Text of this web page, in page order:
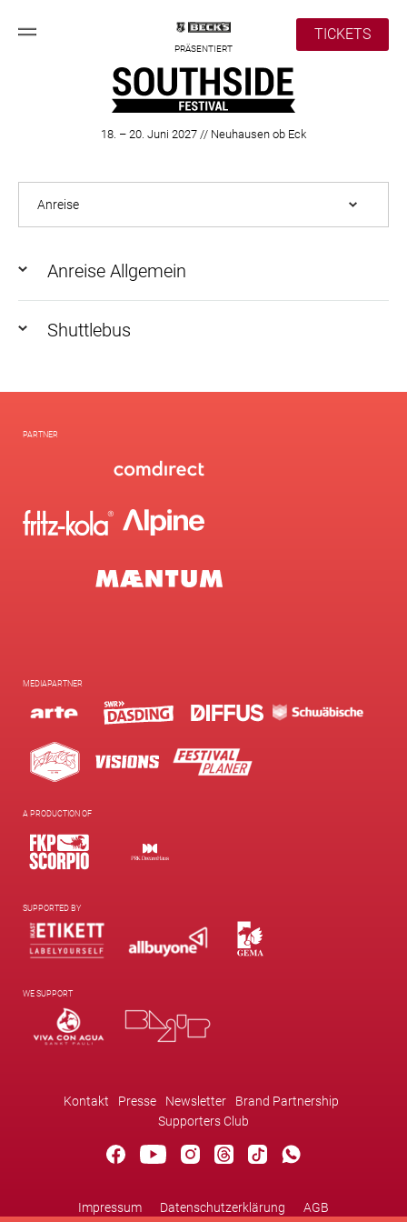
PRÄSENTIERT
TICKETS
18. – 20. Juni 2027 // Neuhausen ob Eck
Anreise Allgemein
Shuttlebus
PARTNER
MEDIAPARTNER
A PRODUCTION OF
SUPPORTED BY
WE SUPPORT
Kontakt Presse Newsletter
Brand Partnership
Supporters Club
Impressum Datenschutzerklärung
AGB